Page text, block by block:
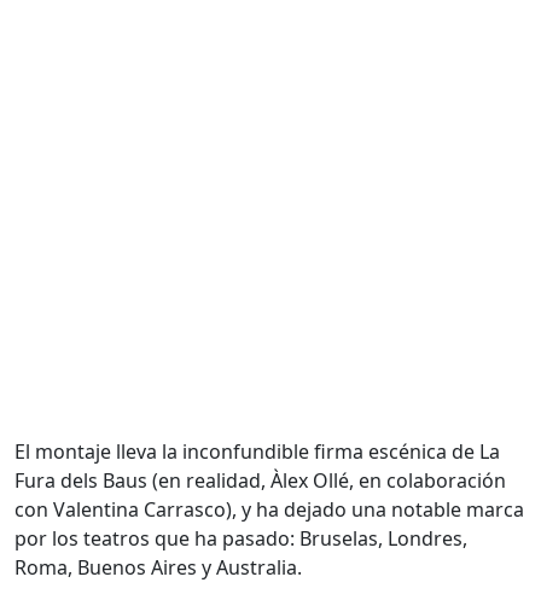
El montaje lleva la inconfundible firma escénica de La
Fura dels Baus (en realidad, Àlex Ollé, en colaboración
con Valentina Carrasco), y ha dejado una notable marca
por los teatros que ha pasado: Bruselas, Londres,
Roma, Buenos Aires y Australia.